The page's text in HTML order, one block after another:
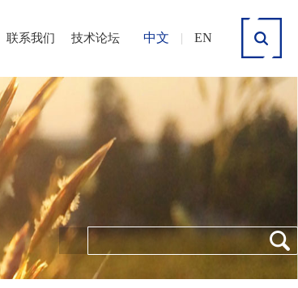
中文 | EN
联系我们 技术论坛